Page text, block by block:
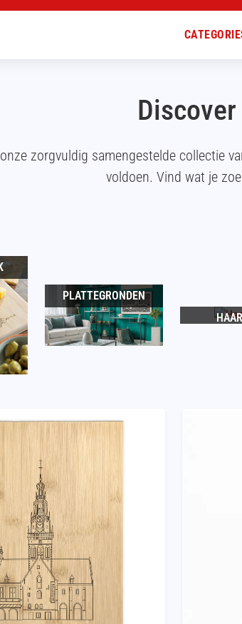
zorgvuldig samengestelde collectie
voldoen. Vind wat je
PLATTEGRONDEN